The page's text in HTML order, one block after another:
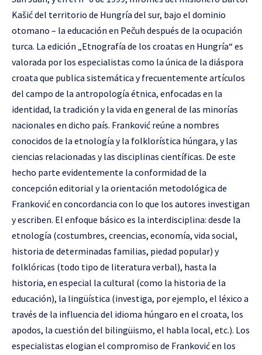
Kašić del territorio de Hungría del sur, bajo el dominio
otomano – la educación en Pečuh después de la ocupación
turca. La edición „Etnografía de los croatas en Hungría“ es
valorada por los especialistas como la única de la diáspora
croata que publica sistemática y frecuentemente artículos
del campo de la antropología étnica, enfocadas en la
identidad, la tradición y la vida en general de las minorías
nacionales en dicho país. Franković reúne a nombres
conocidos de la etnología y la folklorística húngara, y las
ciencias relacionadas y las disciplinas científicas. De este
hecho parte evidentemente la conformidad de la
concepción editorial y la orientación metodológica de
Franković en concordancia con lo que los autores investigan
y escriben. El enfoque básico es la interdisciplina: desde la
etnología (costumbres, creencias, economía, vida social,
historia de determinadas familias, piedad popular) y
folklóricas (todo tipo de literatura verbal), hasta la
historia, en especial la cultural (como la historia de la
educación), la lingüística (investiga, por ejemplo, el léxico a
través de la influencia del idioma húngaro en el croata, los
apodos, la cuestión del bilingüismo, el habla local, etc.). Los
especialistas elogian el compromiso de Franković en los